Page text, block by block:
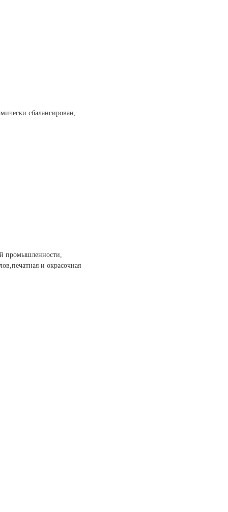
сбалансирован,
промышленности,
и окрасочная